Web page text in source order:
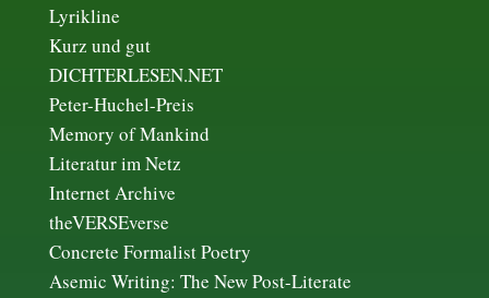
Lyrikline
Kurz und gut
DICHTERLESEN.NET
Peter-Huchel-Preis
Memory of Mankind
Literatur im Netz
Internet Archive
theVERSEverse
Concrete Formalist Poetry
Asemic Writing: The New Post-Literate